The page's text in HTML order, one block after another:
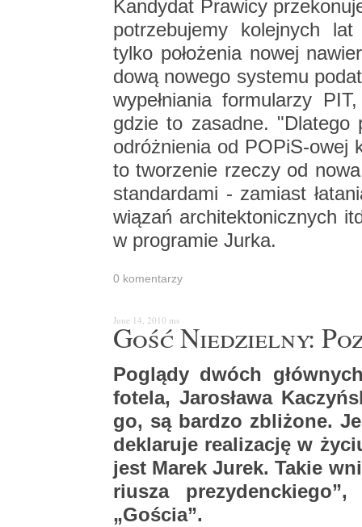
Kan­dy­dat Pra­wi­cy
po­trze­bu­je­my ko­lej­nych
tylko po­ło­że­nia nowej
do­wą no­we­go sys­te­mu
wy­peł­nia­nia for­mu­la­rzy
gdzie to za­sad­ne. "Dla­te­go
od­róż­nie­nia od PO­PiS-owej
to two­rze­nie rze­czy od
stan­dar­da­mi - za­miast
wią­zań ar­chi­tek­to­nicz­nych
w pro­gra­mie Jurka.
0 ko­men­ta­rzy
June 14, 2010 ms
Gość Nie­dziel­ny:
Po­glą­dy dwóch
fo­te­la, Ja­ro­sła­wa
go, są bar­dzo zbli­żo­ne.
de­kla­ru­je re­ali­za­cję w
jest Marek Jurek. Takie
riu­sza
„Go­ścia”.